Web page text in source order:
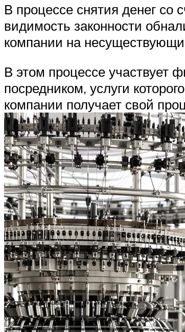
В процессе снятия денег со
видимость законности
компании на
В этом процессе участвует
посредником, услуги
компании получает свой